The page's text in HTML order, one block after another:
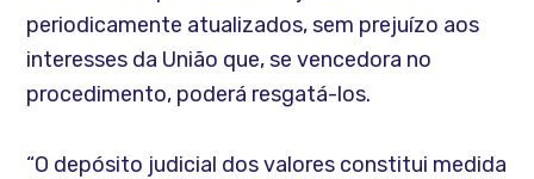
periodicamente atualizados, sem prejuízo aos
interesses da União que, se vencedora no
procedimento, poderá resgatá-los.
“O depósito judicial dos valores constitui medida